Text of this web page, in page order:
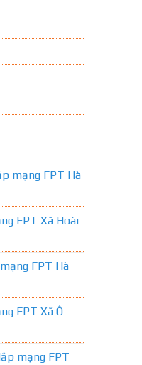
mạng FPT Hà
FPT Xã Hoài
FPT Hà
FPT Xã Ô
mạng FPT